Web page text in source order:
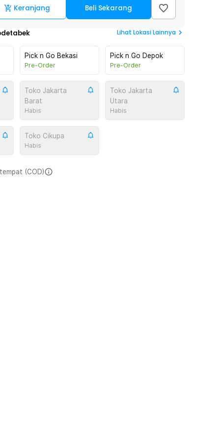
Keranjang Beli Sekarang
Lihat Lokasi Lainnya
Pick n Go Bekasi
Pre-Order
Pick n Go Depok
Pre-Order
Toko Jakarta
Barat
Habis
Toko Jakarta
Utara
Habis
Toko Cikupa
Habis
(COD)